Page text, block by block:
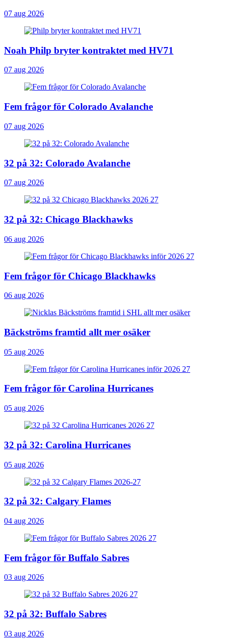
07 aug 2026
Noah Philp bryter kontraktet med HV71
07 aug 2026
Fem frågor för Colorado Avalanche
07 aug 2026
32 på 32: Colorado Avalanche
07 aug 2026
32 på 32: Chicago Blackhawks
06 aug 2026
Fem frågor för Chicago Blackhawks
06 aug 2026
Bäckströms framtid allt mer osäker
05 aug 2026
Fem frågor för Carolina Hurricanes
05 aug 2026
32 på 32: Carolina Hurricanes
05 aug 2026
32 på 32: Calgary Flames
04 aug 2026
Fem frågor för Buffalo Sabres
03 aug 2026
32 på 32: Buffalo Sabres
03 aug 2026